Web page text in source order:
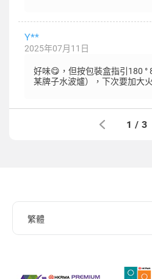
Y**
2025年07月11日
好味😋，但按包裝盒指引180 °
某牌子水波爐），下次要加大
1 / 3